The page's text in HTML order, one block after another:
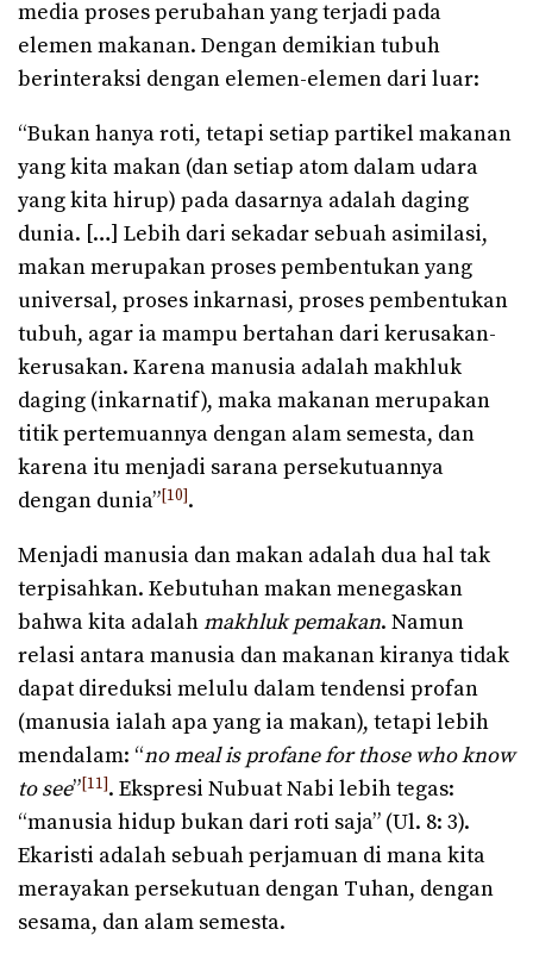
media proses perubahan yang terjadi pada
elemen makanan. Dengan demikian tubuh
berinteraksi dengan elemen-elemen dari luar:
“Bukan hanya roti, tetapi setiap partikel makanan
yang kita makan (dan setiap atom dalam udara
yang kita hirup) pada dasarnya adalah daging
dunia. […] Lebih dari sekadar sebuah asimilasi,
makan merupakan proses pembentukan yang
universal, proses inkarnasi, proses pembentukan
tubuh, agar ia mampu bertahan dari kerusakan-
kerusakan. Karena manusia adalah makhluk
daging (inkarnatif), maka makanan merupakan
titik pertemuannya dengan alam semesta, dan
karena itu menjadi sarana persekutuannya
dengan dunia”[10].
Menjadi manusia dan makan adalah dua hal tak
terpisahkan. Kebutuhan makan menegaskan
bahwa kita adalahmakhluk pemakan. Namun
relasi antara manusia dan makanan kiranya tidak
dapat direduksi melulu dalam tendensi profan
(manusia ialah apa yang ia makan), tetapi lebih
mendalam: “no meal is profane for those who know
to see”[11]. Ekspresi Nubuat Nabi lebih tegas:
“manusia hidup bukan dari roti saja” (Ul. 8: 3).
Ekaristi adalah sebuah perjamuan di mana kita
merayakan persekutuan dengan Tuhan, dengan
sesama, dan alam semesta.